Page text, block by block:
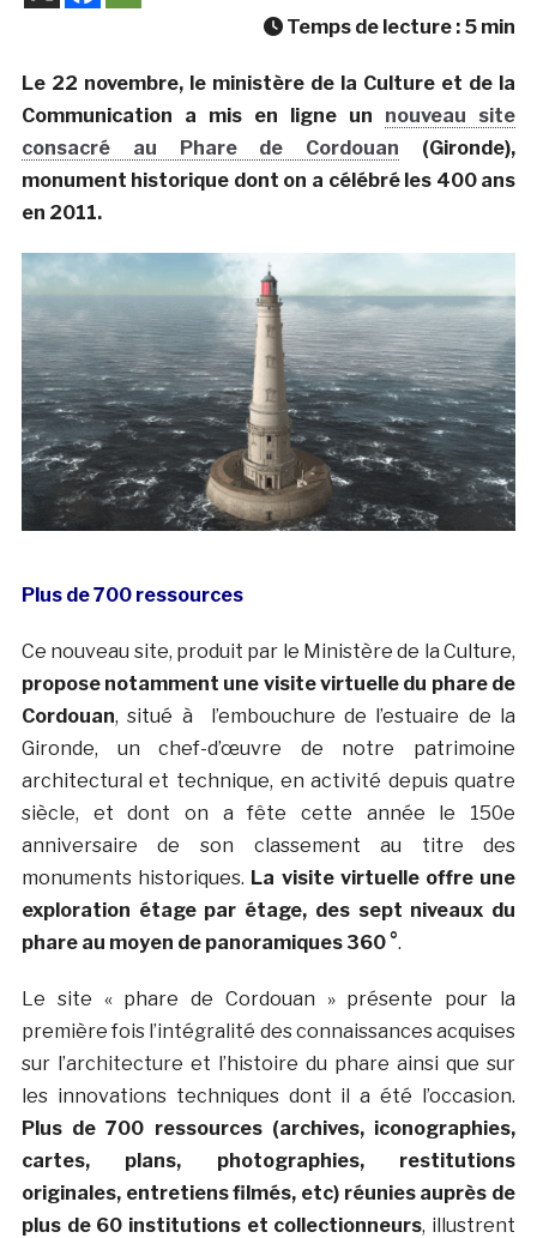
Temps de lecture : 5 min
Le 22 novembre, le ministère de la Culture et de la
Communication a mis en ligne un nouveau site
consacré au Phare de Cordouan (Gironde),
monument historique dont on a célébré les 400 ans
en 2011.
Plus de 700 ressources
Ce nouveau site, produit par le Ministère de la Culture,
propose notamment une visite virtuelle du phare de
Cordouan, situé à l’embouchure de l’estuaire de la
Gironde, un chef-d’œuvre de notre patrimoine
architectural et technique, en activité depuis quatre
siècle, et dont on a fête cette année le 150e
anniversaire de son classement au titre des
monuments historiques. La visite virtuelle offre une
exploration étage par étage, des sept niveaux du
phare au moyen de panoramiques 360 °.
Le site « phare de Cordouan » présente pour la
première fois l’intégralité des connaissances acquises
sur l’architecture et l’histoire du phare ainsi que sur
les innovations techniques dont il a été l’occasion.
Plus de 700 ressources (archives, iconographies,
cartes, plans, photographies, restitutions
originales, entretiens filmés, etc) réunies auprès de
plus de 60 institutions et collectionneurs, illustrent